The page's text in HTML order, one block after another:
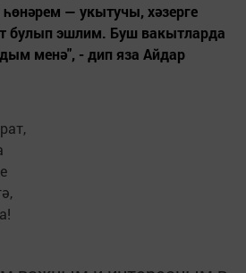
— укытучы, хәзерге
булып эшлим. Буш вакытларда
менә", - дип яза Айдар